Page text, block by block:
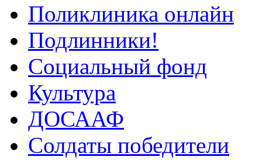
Поликлиника онлайн
Подлинники!
Социальный фонд
Культура
ДОСААФ
Солдаты победители